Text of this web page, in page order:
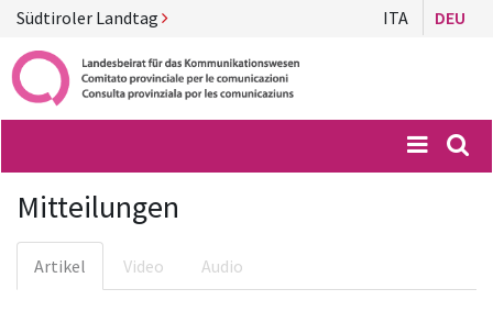
Südtiroler Landtag ITA DEU
Menü
Mitteilungen
Artikel Video Audio